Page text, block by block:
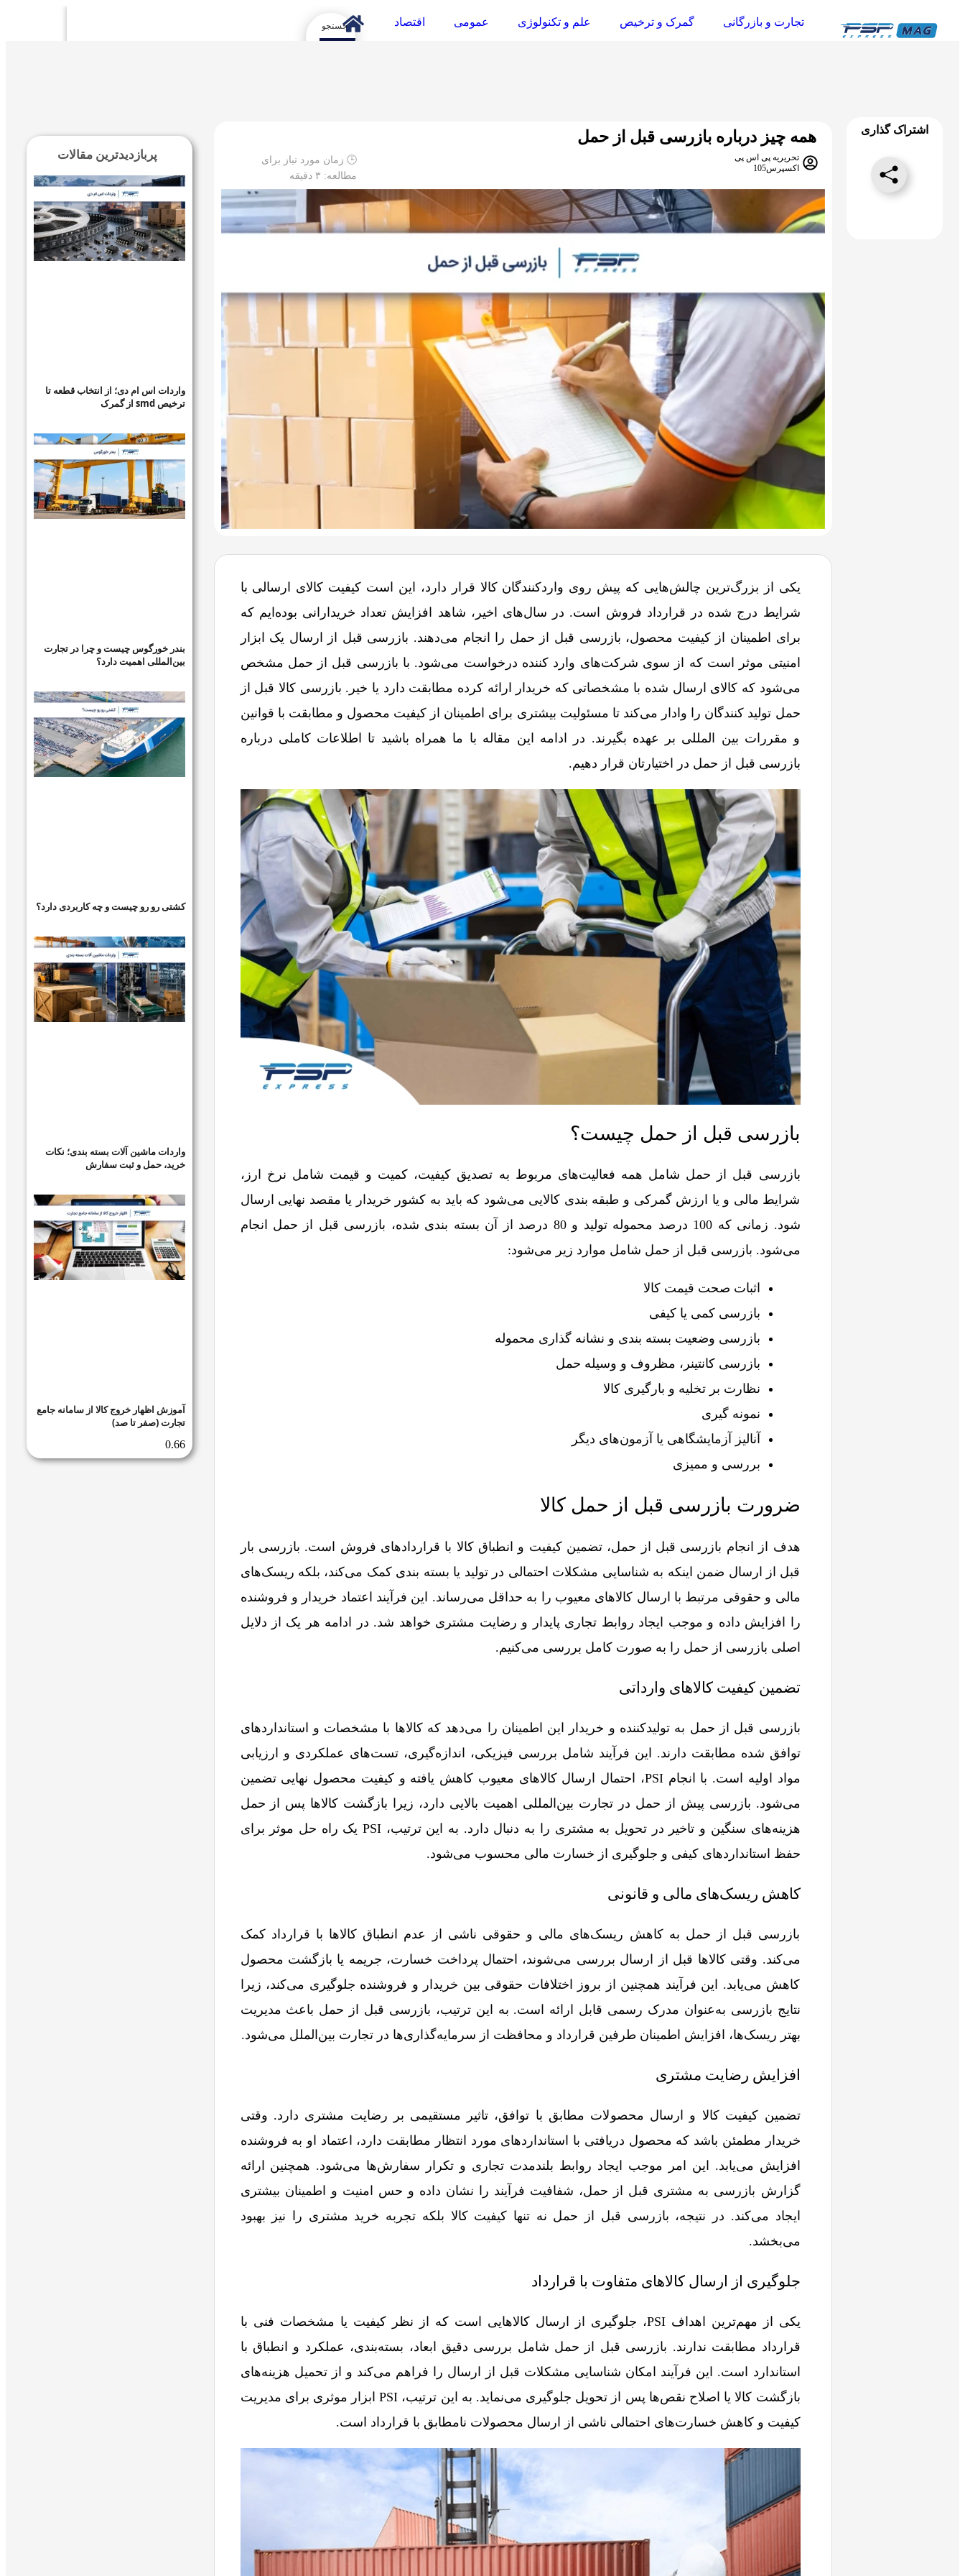
تجارت و بازرگانی گمرک و ترخیص علم و تکنولوژی عمومی اقتصاد
اشتراک گذاری همه چیز درباره بازرسی قبل از حمل
تحریریه پی اس پی
اکسپرس105
🕒 زمان مورد نیاز برای
مطالعه: ۳دقیقه
یکی از بزرگ‌ترین چالش‌هایی که پیش روی واردکنندگان کالا قرار دارد، این است کیفیت کالای ارسالی با
شرایط درج شده در قرارداد فروش است. در سال‌های اخیر، شاهد افزایش تعداد خریدارانی بوده‌ایم که
برای اطمینان از کیفیت محصول، بازرسی قبل از حمل را انجام می‌دهند. بازرسی قبل از ارسال یک ابزار
امنیتی موثر است که از سوی شرکت‌های وارد کننده درخواست می‌شود. با بازرسی قبل از حمل مشخص
می‌شود که کالای ارسال شده با مشخصاتی که خریدار ارائه کرده مطابقت دارد یا خیر. بازرسی کالا قبل از
حمل تولید کنندگان را وادار می‌کند تا مسئولیت بیشتری برای اطمینان از کیفیت محصول و مطابقت با قوانین
و مقررات بین المللی بر عهده بگیرند. در ادامه این مقاله با ما همراه باشید تا اطلاعات کاملی درباره
بازرسی قبل از حمل در اختیارتان قرار دهیم.
بازرسی قبل از حمل چیست؟
بازرسی قبل از حمل شامل همه فعالیت‌های مربوط به تصدیق کیفیت، کمیت و قیمت شامل نرخ ارز،
شرایط مالی و یا ارزش گمرکی و طبقه بندی کالایی می‌شود که باید به کشور خریدار یا مقصد نهایی ارسال
شود. زمانی که 100 درصد محموله تولید و 80 درصد از آن بسته بندی شده، بازرسی قبل از حمل انجام
می‌شود. بازرسی قبل از حمل شامل موارد زیر می‌شود:
اثبات صحت قیمت کالا
بازرسی کمی یا کیفی
بازرسی وضعیت بسته بندی و نشانه گذاری محموله
بازرسی کانتینر، مظروف و وسیله حمل
نظارت بر تخلیه و بارگیری کالا
نمونه گیری
آنالیز آزمایشگاهی یا آزمون‌های دیگر
بررسی و ممیزی
ضرورت بازرسی قبل از حمل کالا
هدف از انجام بازرسی قبل از حمل، تضمین کیفیت و انطباق کالا با قراردادهای فروش است. بازرسی بار
قبل از ارسال ضمن اینکه به شناسایی مشکلات احتمالی در تولید یا بسته بندی کمک می‌کند، بلکه ریسک‌های
مالی و حقوقی مرتبط با ارسال کالاهای معیوب را به حداقل می‌رساند. این فرآیند اعتماد خریدار و فروشنده
را افزایش داده و موجب ایجاد روابط تجاری پایدار و رضایت مشتری خواهد شد. در ادامه هر یک از دلایل
اصلی بازرسی از حمل را به صورت کامل بررسی می‌کنیم.
تضمین کیفیت کالاهای وارداتی
بازرسی قبل از حمل به تولیدکننده و خریدار این اطمینان را می‌دهد که کالاها با مشخصات و استانداردهای
توافق شده مطابقت دارند. این فرآیند شامل بررسی فیزیکی، اندازه‌گیری، تست‌های عملکردی و ارزیابی
مواد اولیه است. با انجام PSI، احتمال ارسال کالاهای معیوب کاهش یافته و کیفیت محصول نهایی تضمین
می‌شود. بازرسی پیش از حمل در تجارت بین‌المللی اهمیت بالایی دارد، زیرا بازگشت کالاها پس از حمل
هزینه‌های سنگین و تاخیر در تحویل به مشتری را به دنبال دارد. به این ترتیب، PSI یک راه حل موثر برای
حفظ استانداردهای کیفی و جلوگیری از خسارت مالی محسوب می‌شود.
کاهش ریسک‌های مالی و قانونی
بازرسی قبل از حمل به کاهش ریسک‌های مالی و حقوقی ناشی از عدم انطباق کالاها با قرارداد کمک
می‌کند. وقتی کالاها قبل از ارسال بررسی می‌شوند، احتمال پرداخت خسارت، جریمه یا بازگشت محصول
کاهش می‌یابد. این فرآیند همچنین از بروز اختلافات حقوقی بین خریدار و فروشنده جلوگیری می‌کند، زیرا
نتایج بازرسی به‌عنوان مدرک رسمی قابل ارائه است. به این ترتیب، بازرسی قبل از حمل باعث مدیریت
بهتر ریسک‌ها، افزایش اطمینان طرفین قرارداد و محافظت از سرمایه‌گذاری‌ها در تجارت بین‌الملل می‌شود.
افزایش رضایت مشتری
تضمین کیفیت کالا و ارسال محصولات مطابق با توافق، تاثیر مستقیمی بر رضایت مشتری دارد. وقتی
خریدار مطمئن باشد که محصول دریافتی با استانداردهای مورد انتظار مطابقت دارد، اعتماد او به فروشنده
افزایش می‌یابد. این امر موجب ایجاد روابط بلندمدت تجاری و تکرار سفارش‌ها می‌شود. همچنین ارائه
گزارش بازرسی به مشتری قبل از حمل، شفافیت فرآیند را نشان داده و حس امنیت و اطمینان بیشتری
ایجاد می‌کند. در نتیجه، بازرسی قبل از حمل نه تنها کیفیت کالا بلکه تجربه خرید مشتری را نیز بهبود
می‌بخشد.
جلوگیری از ارسال کالاهای متفاوت با قرارداد
یکی از مهم‌ترین اهداف PSI، جلوگیری از ارسال کالاهایی است که از نظر کیفیت یا مشخصات فنی با
قرارداد مطابقت ندارند. بازرسی قبل از حمل شامل بررسی دقیق ابعاد، بسته‌بندی، عملکرد و انطباق با
استاندارد است. این فرآیند امکان شناسایی مشکلات قبل از ارسال را فراهم می‌کند و از تحمیل هزینه‌های
بازگشت کالا یا اصلاح نقص‌ها پس از تحویل جلوگیری می‌نماید. به این ترتیب، PSI ابزار موثری برای مدیریت
کیفیت و کاهش خسارت‌های احتمالی ناشی از ارسال محصولات نامطابق با قرارداد است.
پربازدیدترین مقالات
واردات اس ام دی؛ از انتخاب قطعه تا
ترخیص smd از گمرک
بندر خورگوس چیست و چرا در تجارت
بین‌المللی اهمیت دارد؟
کشتی رو رو چیست و چه کاربردی دارد؟
واردات ماشین آلات بسته بندی؛ نکات
خرید، حمل و ثبت سفارش
آموزش اظهار خروج کالا از سامانه جامع
تجارت (صفر تا صد)